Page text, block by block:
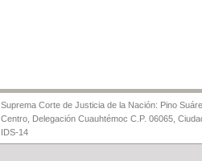
Suprema Corte de Justicia de la Nación: Pino
Centro, Delegación Cuauhtémoc C.P. 06065,
IDS-14